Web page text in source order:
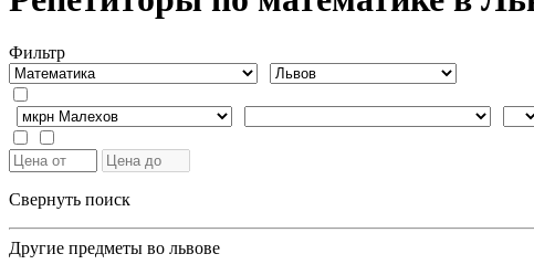
Фильтр
Свернуть поиск
Другие предметы во львове